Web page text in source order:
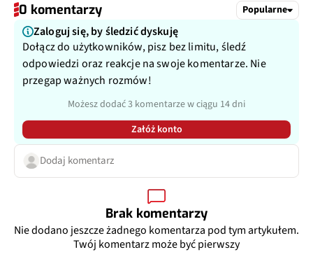
0 komentarzy Popularne
Zaloguj się, by śledzić dyskuję
Dołącz do użytkowników, pisz bez limitu, śledź
odpowiedzi oraz reakcje na swoje komentarze. Nie
przegap ważnych rozmów!
Możesz dodać 3 komentarze w ciągu 14 dni
Załóż konto
Dodaj komentarz
Brak komentarzy
Nie dodano jeszcze żadnego komentarza pod tym artykułem.
Twój komentarz może być pierwszy